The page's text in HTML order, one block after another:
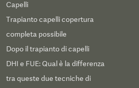
Capelli
Trapianto capelli copertura
completa possibile
Dopo il trapianto di capelli
DHI e FUE: Qual è la differenza
tra queste due tecniche di